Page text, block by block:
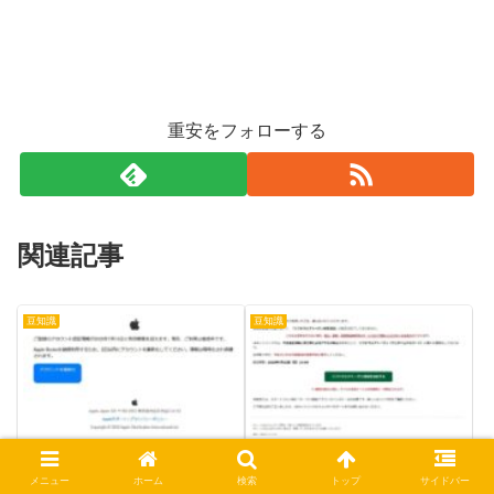
重安をフォローする
関連記事
豆知識
Apple「アカウント認証の
更新が必要です」メールは
豆知識
JAバンク「セキュリティ
設定未完了」メール詐欺に
メニュー ホーム 検索 トップ サイドバー